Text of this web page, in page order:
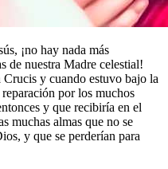
¡no hay nada más
de nuestra Madre celestial!
Crucis y cuando estuvo bajo la
por los muchos
y que recibiría en el
muchas almas que no se
y que se perderían para